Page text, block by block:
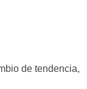
de tendencia,